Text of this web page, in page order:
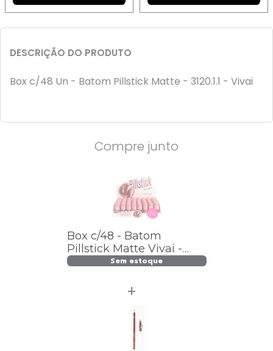
DESCRIÇÃO DO PRODUTO
Box c/48 Un - Batom Pillstick Matte - 3120.1.1 - Vivai
Compre junto
Box c/48 - Batom
Pillstick Matte Vivai -
3120.1.1 / 3,30Sem estoque